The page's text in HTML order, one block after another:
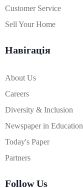
Customer Service
Sell Your Home
Навігація
About Us
Careers
Diversity & Inclusion
Newspaper in Education
Today's Paper
Partners
Follow Us